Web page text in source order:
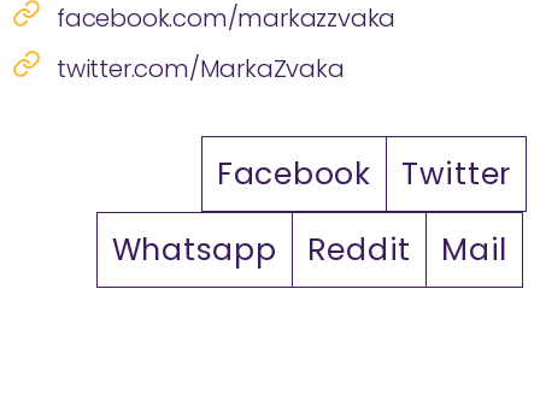
facebook.com/markazzvaka
twitter.com/MarkaZvaka
Facebook
Twitter
Whatsapp
Reddit Mail